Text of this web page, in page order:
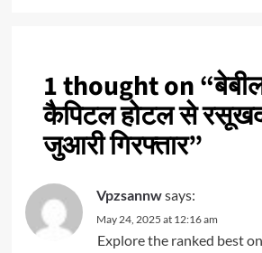
1 thought on “
कैपिटल होटल से
जुआरी गिरफ्तार”
Vpzsannwsays:
May 24, 2025 at 12:16 am
Explore the ranked best